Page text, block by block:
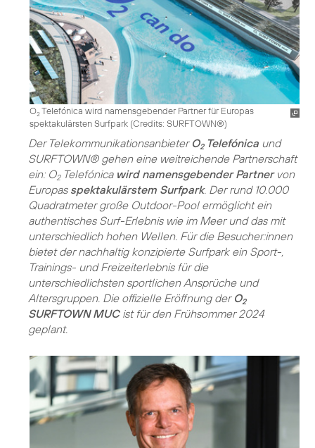
O2Telefónica wird namensgebender Partner für Europas
spektakulärsten Surfpark (Credits: SURFTOWN®)
Der Telekommunikationsanbieter O2Telefónica und
SURFTOWN® gehen eine weitreichende Partnerschaft
ein: O2Telefónica wird namensgebender Partnervon
Europas spektakulärstem Surfpark. Der rund 10.000
Quadratmeter große Outdoor-Pool ermöglicht ein
authentisches Surf-Erlebnis wie im Meer und das mit
unterschiedlich hohen Wellen. Für die Besucher:innen
bietet der nachhaltig konzipierte Surfpark ein Sport-,
Trainings- und Freizeiterlebnis für die
unterschiedlichsten sportlichen Ansprüche und
Altersgruppen. Die offizielle Eröffnung der O2
SURFTOWN MUCist für den Frühsommer 2024
geplant.